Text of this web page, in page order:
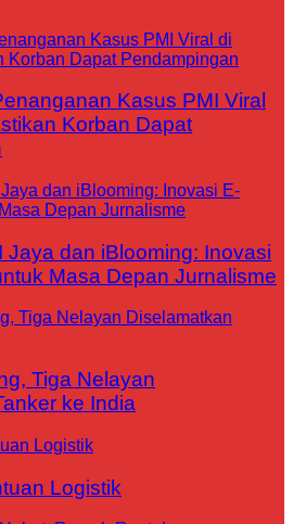
Kasus PMI Viral
Korban Dapat
Jaya dan iBlooming: Inovasi
Masa Depan Jurnalisme
Tiga Nelayan
ke India
Logistik